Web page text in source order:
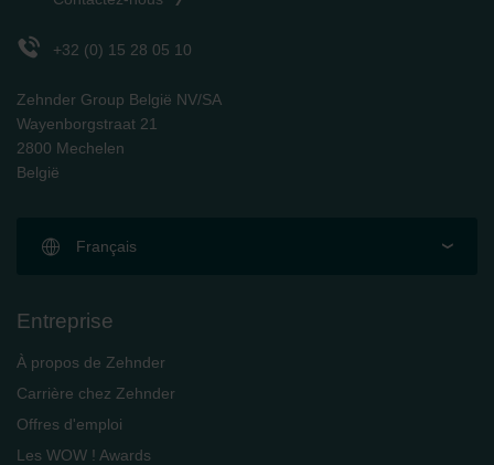
Zehnder Polska Sp. z o.o.: Oświadczenie o ochronie
Zehnder Group UK Limited: Privacy Policy
+32 (0) 15 28 05 10
Zehnder Group België NV/SA
Wayenborgstraat 21
2800 Mechelen
België
Français
Entreprise
À propos de Zehnder
Carrière chez Zehnder
Offres d'emploi
Les WOW ! Awards